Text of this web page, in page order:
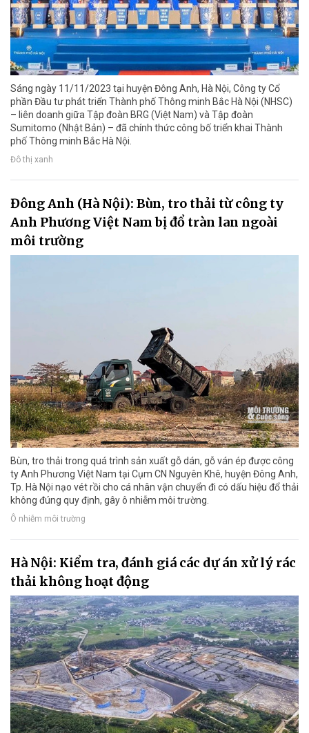
Sáng ngày 11/11/2023 tại huyện Đông Anh, Hà Nội, Công ty Cổ
phần Đầu tư phát triển Thành phố Thông minh Bắc Hà Nội (NHSC)
– liên doanh giữa Tập đoàn BRG (Việt Nam) và Tập đoàn
Sumitomo (Nhật Bản) – đã chính thức công bố triển khai Thành
phố Thông minh Bắc Hà Nội.
Đô thị xanh
Đông Anh (Hà Nội): Bùn, tro thải từ công ty
Anh Phương Việt Nam bị đổ tràn lan ngoài
môi trường
Bùn, tro thải trong quá trình sản xuất gỗ dán, gỗ ván ép được công
ty Anh Phương Việt Nam tại Cụm CN Nguyên Khê, huyện Đông Anh,
Tp. Hà Nội nạo vét rồi cho cá nhân vận chuyển đi có dấu hiệu đổ thải
không đúng quy định, gây ô nhiễm môi trường.
Ô nhiễm môi trường
Hà Nội: Kiểm tra, đánh giá các dự án xử lý rác
thải không hoạt động